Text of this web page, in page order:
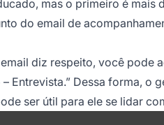
mas o primeiro é mais
do email de
diz respeito, você pode
Entrevista.” Dessa forma, o
ser útil para ele se lidar